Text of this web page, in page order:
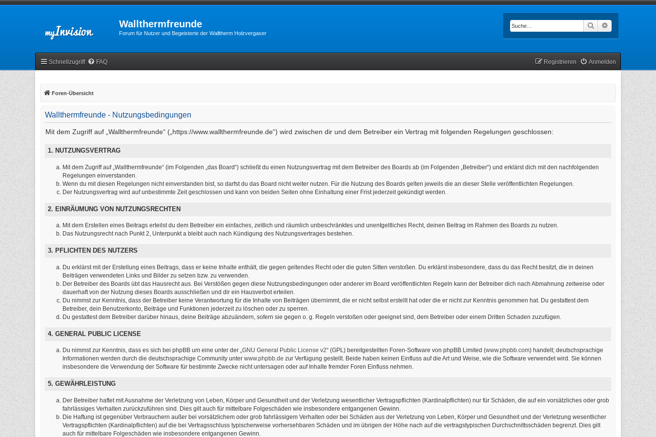
Wallthermfreunde
Forum für Nutzer und Begeisterte der Walltherm Holzvergaser
Suche
Schnellzugriff FAQ Anmelden
Registrieren
Foren-Übersicht
Wallthermfreunde - Nutzungsbedingungen
Mit dem Zugriff auf „Wallthermfreunde“ („https://www.wallthermfreunde.de“) wird zwischen dir und dem Betreiber ein Vertrag mit folgenden Regelungen geschlossen:
1. NUTZUNGSVERTRAG
Mit dem Zugriff auf „Wallthermfreunde“ (im Folgenden „das Board“) schließt du einen Nutzungsvertrag mit dem Betreiber des Boards ab (im Folgenden „Betreiber“) und erklärst dich mit den nachfolgenden
Regelungen einverstanden.
Wenn du mit diesen Regelungen nicht einverstanden bist, so darfst du das Board nicht weiter nutzen. Für die Nutzung des Boards gelten jeweils die an dieser Stelle veröffentlichten Regelungen.
Der Nutzungsvertrag wird auf unbestimmte Zeit geschlossen und kann von beiden Seiten ohne Einhaltung einer Frist jederzeit gekündigt werden.
2. EINRÄUMUNG VON NUTZUNGSRECHTEN
Mit dem Erstellen eines Beitrags erteilst du dem Betreiber ein einfaches, zeitlich und räumlich unbeschränktes und unentgeltliches Recht, deinen Beitrag im Rahmen des Boards zu nutzen.
Das Nutzungsrecht nach Punkt 2, Unterpunkt a bleibt auch nach Kündigung des Nutzungsvertrages bestehen.
3. PFLICHTEN DES NUTZERS
Du erklärst mit der Erstellung eines Beitrags, dass er keine Inhalte enthält, die gegen geltendes Recht oder die guten Sitten verstoßen. Du erklärst insbesondere, dass du das Recht besitzt, die in deinen
Beiträgen verwendeten Links und Bilder zu setzen bzw. zu verwenden.
Der Betreiber des Boards übt das Hausrecht aus. Bei Verstößen gegen diese Nutzungsbedingungen oder anderer im Board veröffentlichten Regeln kann der Betreiber dich nach Abmahnung zeitweise oder
dauerhaft von der Nutzung dieses Boards ausschließen und dir ein Hausverbot erteilen.
Du nimmst zur Kenntnis, dass der Betreiber keine Verantwortung für die Inhalte von Beiträgen übernimmt, die er nicht selbst erstellt hat oder die er nicht zur Kenntnis genommen hat. Du gestattest dem
Betreiber, dein Benutzerkonto, Beiträge und Funktionen jederzeit zu löschen oder zu sperren.
Du gestattest dem Betreiber darüber hinaus, deine Beiträge abzuändern, sofern sie gegen o. g. Regeln verstoßen oder geeignet sind, dem Betreiber oder einem Dritten Schaden zuzufügen.
4. GENERAL PUBLIC LICENSE
Du nimmst zur Kenntnis, dass es sich bei phpBB um eine unter der „GNU General Public License v2“ (GPL) bereitgestellten Foren-Software von phpBB Limited (www.phpbb.com) handelt; deutschsprachige
Informationen werden durch die deutschsprachige Community unter www.phpbb.de zur Verfügung gestellt. Beide haben keinen Einfluss auf die Art und Weise, wie die Software verwendet wird. Sie können
insbesondere die Verwendung der Software für bestimmte Zwecke nicht untersagen oder auf Inhalte fremder Foren Einfluss nehmen.
5. GEWÄHRLEISTUNG
Der Betreiber haftet mit Ausnahme der Verletzung von Leben, Körper und Gesundheit und der Verletzung wesentlicher Vertragspflichten (Kardinalpflichten) nur für Schäden, die auf ein vorsätzliches oder grob
fahrlässiges Verhalten zurückzuführen sind. Dies gilt auch für mittelbare Folgeschäden wie insbesondere entgangenen Gewinn.
Die Haftung ist gegenüber Verbrauchern außer bei vorsätzlichem oder grob fahrlässigem Verhalten oder bei Schäden aus der Verletzung von Leben, Körper und Gesundheit und der Verletzung wesentlicher
Vertragspflichten (Kardinalpflichten) auf die bei Vertragsschluss typischerweise vorhersehbaren Schäden und im übrigen der Höhe nach auf die vertragstypischen Durchschnittsschäden begrenzt. Dies gilt
auch für mittelbare Folgeschäden wie insbesondere entgangenen Gewinn.